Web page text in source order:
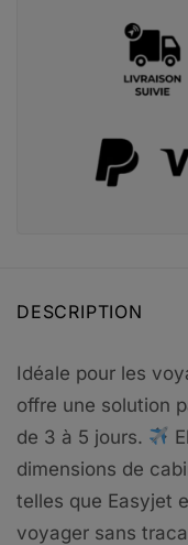
DESCRIPTION
Idéale pour les
offre une solution
de 3 à 5 jours.
dimensions de
telles que Easyjet
voyager sans